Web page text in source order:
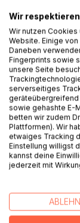
Auf die Merkliste
Titel bewerten
Wie Sehe Ich
Wir
Wir nutzen
Website. Einige
Daneben
Fingerprints sowie
unsere Seite
serverseitiges
geräteübergreifend
sowie gehashte E-
betten wir zudem
Plattformen). Wir
etwaiges Tracking
Einstellung willigst
kannst deine
jederzeit mit